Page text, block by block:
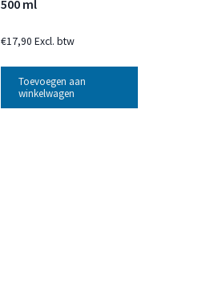
500 ml
€17,90 Excl. btw
Toevoegen aan
winkelwagen